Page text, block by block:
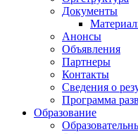
Документы
Анонсы
Объявления
Партнеры
Контакты
Сведения о
Программа
Образование